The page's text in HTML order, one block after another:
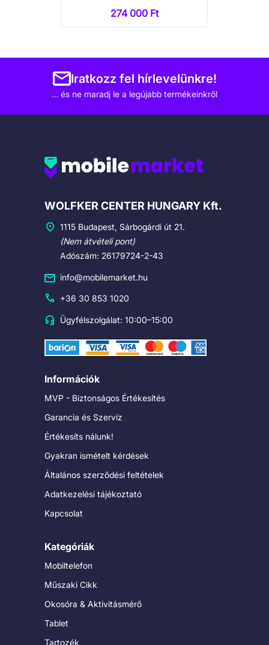
274 000 Ft
Iratkozz fel hírlevelünkre!
… és ne maradj le a legújabb termékeinkről
Cégadatok
WOLFKER CENTER HUNGARY Kft.
1115 Budapest, Sárbogárdi út 21.
(Nem átvételi pont)
Adószám: 26179724-2-43
info@mobilemarket.hu
+36 30 853 1020
Ügyfélszolgálat: 10:00–15:00
Információk
MVP - Biztonságos Értékesítés
Garancia és Szervíz
Értékesíts nálunk!
Gyakran ismételt kérdések
Általános szerződési feltételek
Adatkezelési tájékoztató
Kapcsolat
Kategóriák
Mobiltelefon
Műszaki Cikk
Okosóra & Aktivitásmérő
Tablet
Tartozék